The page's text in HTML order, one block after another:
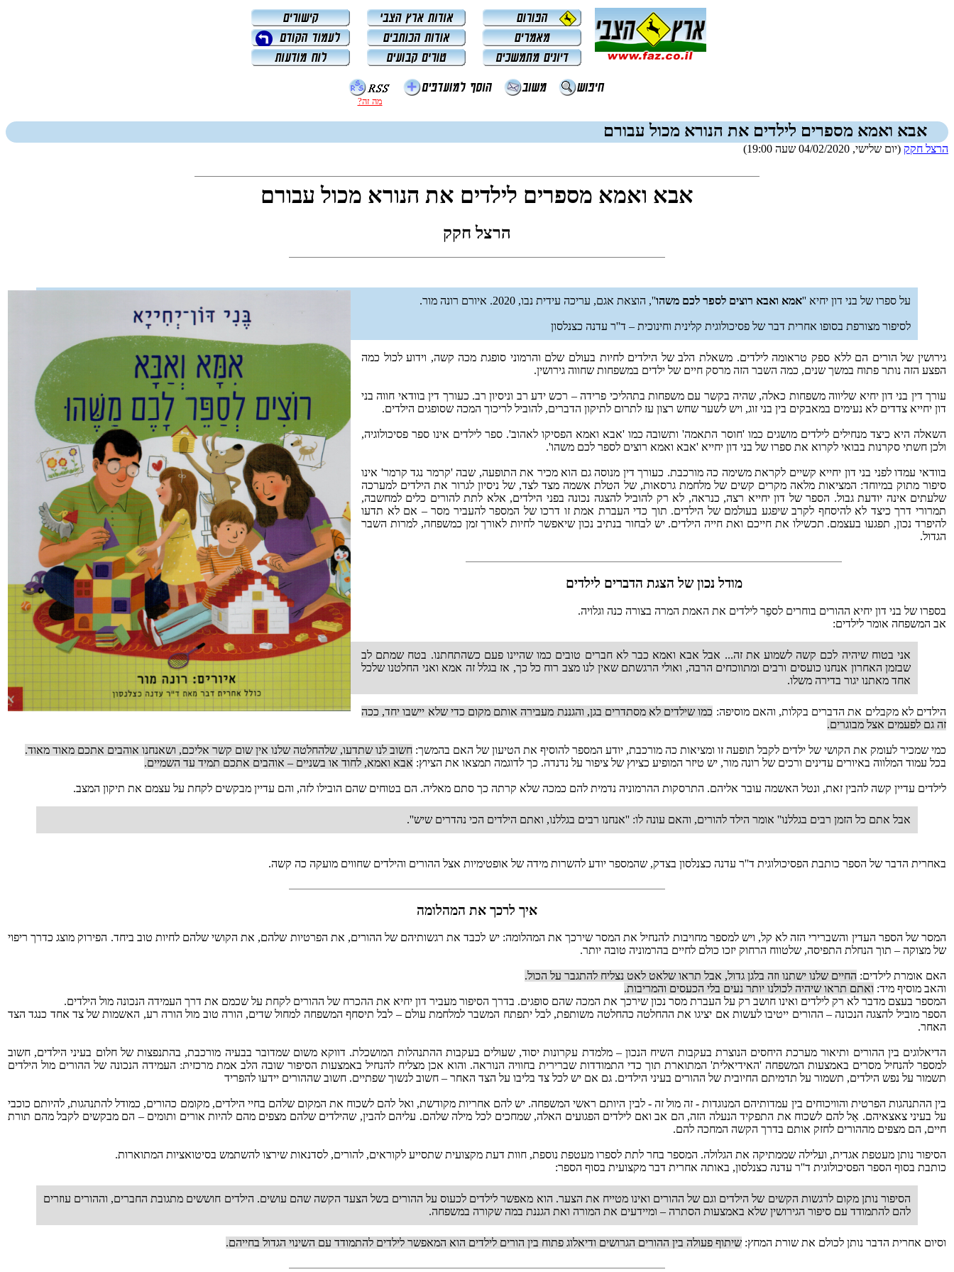
מה זה?
אבא ואמא מספרים לילדים את הנורא מכול עבורם
הרצל חקק (יום שלישי, 04/02/2020 שעה 19:00)
אבא ואמא מספרים לילדים את הנורא מכול עבורם
הרצל חקק
על ספרו של בני דון יחיא ''אמא ואבא רוצים לספר לכם משהו'', הוצאת אגם, עריכה עידית נבו, 2020. איורם רונה מור.
לסיפור מצורפת בסופו אחרית דבר של פסיכולוגית קלינית וחינוכית – ד''ר עדנה כצנלסון
גירושין של הורים הם ללא ספק טראומה לילדים. משאלת הלב של הילדים לחיות בעולם שלם והרמוני סופגת מכה קשה, וידוע לכול כמה
הפצע הזה נותר פתוח במשך שנים, כמה השבר הזה מרסק חיים של ילדים במשפחות שחווה גירושין.
עורך דין בני דון יחיא שליווה משפחות כאלה, שהיה בקשר עם משפחות בתהליכי פרידה – רכש ידע רב וניסיון רב. כעורך דין בוודאי חווה בני
דון יחייא צדדים לא נעימים במאבקים בין בני זוג, ויש לשער שחש רצון עז לתרום לתיקון הדברים, להוביל לריכוך המכה שסופגים הילדים.
השאלה היא כיצד מנחילים לילדים מושגים כמו 'חוסר התאמה' ותשובה כמו 'אבא ואמא הפסיקו לאהוב'. ספר לילדים אינו ספר פסיכולוגיה,
ולכן חשתי סקרנות בבואי לקרוא את ספרו של בני דון יחייא 'אבא ואמא רוצים לספר לכם משהו'.
בוודאי עמדו לפני בני דון יחייא קשיים לקראת משימה כה מורכבת. כעורך דין מנוסה גם הוא מכיר את התופעה, שבה 'קרמר נגד קרמר' אינו
סיפור מתוק במיוחד: המציאות מלאה מקרים קשים של מלחמת גרסאות, של הטלת אשמה מצד לצד, של ניסיון לגרור את הילדים למערכה
שלעתים אינה יודעת גבול. הספר של דון יחייא רצה, כנראה, לא רק להוביל להצגה נכונה בפני הילדים, אלא לתת להורים כלים למחשבה,
תמרורי דרך כיצד לא להיסחף לקרב שיפגע בעולמם של הילדים. תוך כדי העברת אמת זו דרכו של המספר להעביר מסר – אם לא תדעו
להיפרד נכון, תפגעו בעצמם. תכשילו את חייכם ואת חייה הילדים. יש לבחור בנתיב נכון שיאפשר לחיות לאורך זמן כמשפחה, למרות השבר
הגדול.
מודל נכון של הצגת הדברים לילדים
בספרו של בני דון יחיא ההורים בוחרים לספֵר לילדים את האמת המרה בצורה כנה וגלויה.
אב המשפחה אומר לילדים:
אני בטוח שיהיה לכם קשה לשמוע את זה... אבל אבא ואמא כבר לא חברים טובים כמו שהיינו פעם כשהתחתנו. בטח שמתם לב
שבזמן האחרון אנחנו כועסים ורבים ומתווכחים הרבה, ואולי הרגשתם שאין לנו מצב רוח כל כך, אז בגלל זה אמא ואני החלטנו שלכל
אחד מאתנו יגור בדירה משלו.
הילדים לא מקבלים את הדברים בקלות, והאם מוסיפה: כמו שילדים לא מסתדרים בגן, והגננת מעבירה אותם מקום כדי שלא יישבו יחד, ככה
זה גם לפעמים אצל מבוגרים.
כמי שמכיר לעומק את הקושי של ילדים לקבל תופעה זו ומציאות כה מורכבת, יודע המספר להוסיף את הטיעון של האם בהמשך: חשוב לנו שתדעו, שלהחלטה שלנו אין שום קשר אליכם, ושאנחנו אוהבים אתכם מאוד מאוד.
בכל עמוד המלווה באיורים עדינים ורכים של רונה מור, יש טיזר המופיע כציוץ של ציפור על נדנדה. כך לדוגמה תמצאו את הציוץ: אבא ואמא, לחוד או בשניים – אוהבים אתכם תמיד עד השמיים.
לילדים עדיין קשה להבין זאת, ונטל האשמה עובר אליהם. התרסקות ההרמוניה נדמית להם כמכה שלא קרתה כך סתם מאליה. הם בטוחים שהם הובילו לזה, והם עדיין מבקשים לקחת על עצמם את תיקון המצב.
אבל אתם כל הזמן רבים בגללנו'' אומר הילד להורים, והאם עונה לו: ''אנחנו רבים בגללנו, ואתם הילדים הכי נהדרים שיש''.
באחרית הדבר של הספר כותבת הפסיכולוגית ד''ר עדנה כצנלסון בצדק, שהמספר יודע להשרות מידה של אופטימיות אצל ההורים והילדים שחווים מועקה כה קשה.
איך לרכך את המהלומה
המסר של הספר העדין והשברירי הזה לא קל, ויש למספר מחויבות להנחיל את המסר שירכך את המהלומה: יש לכבד את רגשותיהם של ההורים, את הפרטיות שלהם, את הקושי שלהם לחיות טוב ביחד. הפירוק מוצג כדרך ריפוי
של מצוקה – תוך הנחלת התפיסה, שלטווח הרחוק יזכו כולם לחיים בהרמוניה טובה יותר.
האם אומרת לילדים: החיים שלנו ישתנו וזה בלגן גדול, אבל תראו שלאט לאט נצליח להתגבר על הכול.
והאב מוסיף מיד: ואתם תראו שיהיה לכולנו יותר נעים בלי הכעסים והמריבות.
המספר בעצם מדבר לא רק לילדים ואינו חושב רק על העברת מסר נכון שירכך את המכה שהם סופגים. בדרך הסיפור מעביר דון יחיא את ההכרח של ההורים לקחת על שכמם את דרך העמידה הנכונה מול הילדים.
הספר מוביל להצגה הנכונה – ההורים ייטיבו לעשות אם יציגו את ההחלטה כהחלטה משותפת, לבל יתפתח המשבר למלחמת עולם – לבל תיסחף המשפחה למחול שדים, הורה טוב מול הורה רע, האשמות של צד אחד כנגד הצד
האחר.
הדיאלוגים בין ההורים ותיאור מערכת היחסים הנוצרת בעקבות השיח הנכון – מלמדת עקרונות יסוד, שעולים בעקבות ההתנהלות המושכלת. דווקא משום שמדובר בבעיה מורכבת, בהתנפצות של חלום בעיני הילדים, חשוב
למספר להנחיל מסרים באמצעות המשפחה 'האידיאלית' המתוארת תוך כדי התמודדות שברירית בחוויה הנוראה. והוא אכן מצליח להנחיל באמצעות הסיפור שובה הלב אמת מרכזית: העמידה הנכונה של ההורים מול הילדים
תשמור על נפש הילדים, תשמור על תדמיתם החיובית של ההורים בעיני הילדים. גם אם יש לכל צד בליבו על הצד האחר – חשוב לנשוך שפתיים. חשוב שההורים יידעו להפריד
בין ההתנהגות הפרטית והוויכוחים בין עמדותיהם המנוגדות - זה מול זה - לבין היותם ראשי המשפחה. יש להם אחריות מקודשת, ואל להם לשכוח את המקום שלהם בחיי הילדים, מקומם כהורים, כמודל להתנהגות, להיותם כוכבי
על בעיני צאצאיהם. אַל להם לשכוח את התפקיד הנעלה הזה, הם אב ואם לילדים הפגועים האלה, שמחכים לכל מילה שלהם. עליהם להבין, שהילדים שלהם מצפים מהם להיות אורים ותומים – הם מבקשים לקבל מהם תורת
חיים, הם מצפים מההורים לחזק אותם בדרך הקשה המחכה להם.
הסיפור נותן מעטפת אגדית, ועלילה שממתיקה את הגלולה. המספר בחר לתת לספרו מעטפת נוספת, חוות דעת מקצועית שתסייע לקוראים, להורים, לסדנאות שירצו להשתמש בסיטואציות המתוארות.
כותבת בסוף הספר הפסיכולוגית ד''ר עדנה כצנלסון, באותה אחרית דבר מקצועית בסוף הספר:
הסיפור נותן מקום לרגשות הקשים של הילדים וגם של ההורים ואינו מטייח את הצער. הוא מאפשר לילדים לכעוס על ההורים בשל הצעד הקשה שהם עושים. הילדים חוששים מתגובת החברים, וההורים עוזרים
להם להתמודד עם סיפור הגירושין שלא באמצעות הסתרה – ומיידעים את המורה ואת הגננת במה שקורה במשפחה.
וסיום אחרית הדבר נותן לכולם את שורת המחץ: שיתוף פעולה בין ההורים הגרושים ודיאלוג פתוח בין הורים לילדים הוא המאפשר לילדים להתמודד עם השינוי הגדול בחייהם.